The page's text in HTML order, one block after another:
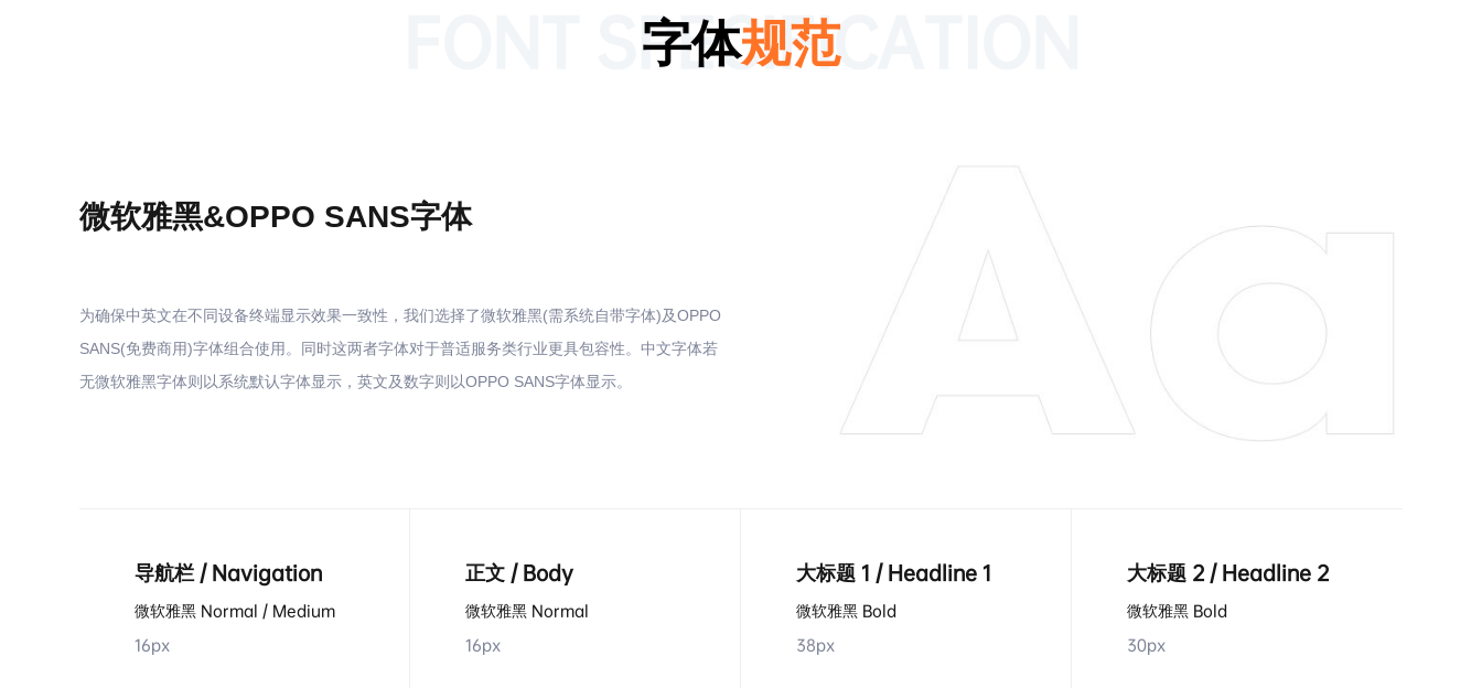
字体规范
FONT SPECIFICATION
微软雅黑&OPPO SANS字体
为确保中英文在不同设备终端显示效果一致性，我们选择了微软雅黑(需系统自带字体)及OPPO
SANS(免费商用)字体组合使用。同时这两者字体对于普适服务类行业更具包容性。中文字体若
无微软雅黑字体则以系统默认字体显示，英文及数字则以OPPO SANS字体显示。
导航栏 / Navigation
微软雅黑 Normal / Medium
16px
正文 / Body
微软雅黑 Normal
16px
大标题 1 / Headline 1
微软雅黑 Bold
38px
大标题 2 / Headline 2
微软雅黑 Bold
30px